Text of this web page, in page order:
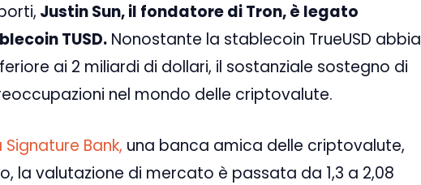
Justin Sun, il fondatore di Tron, è legato
TUSD. Nonostante la stablecoin TrueUSD abbia
ai 2 miliardi di dollari, il sostanziale sostegno di
nel mondo delle criptovalute.
Bank, una banca amica delle criptovalute,
la valutazione di mercato è passata da 1,3 a 2,08